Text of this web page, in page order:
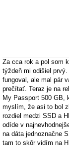
Za cca rok a pol som
týždeň mi odišiel
fungoval, ale mal pár
prečítať. Teraz je na
My Passport 500 GB,
myslím, že asi to bol
rozdiel medzi SSD a
odíde v
na dáta jednoznačne
tam to skôr vidím na